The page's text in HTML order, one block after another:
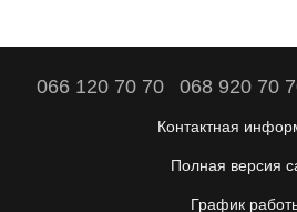
066 120 70 70 068 920 70
Контактная
Полная версия
График